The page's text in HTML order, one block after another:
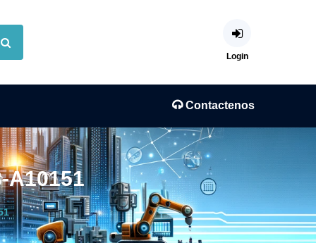
Login
Contactenos
A10151